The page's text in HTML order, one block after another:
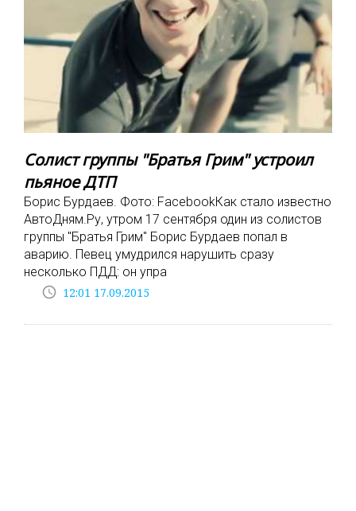
Солист группы "Братья Грим" устроил
пьяное ДТП
Борис Бурдаев. Фото: FacebookКак стало известно
АвтоДням.Ру, утром 17 сентября один из солистов
группы "Братья Грим" Борис Бурдаев попал в
аварию. Певец умудрился нарушить сразу
несколько ПДД: он упра
access_time 12:01 17.09.2015